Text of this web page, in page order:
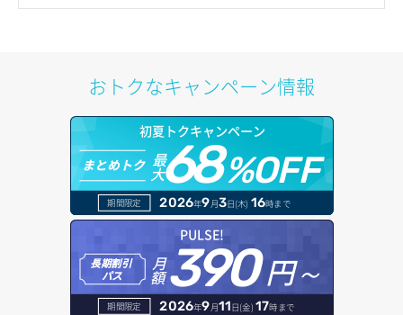
ボリューム追加
イメージ保存容量取得
イメージ削除
VMに紐づくセキュリティグループ取得
VMプラン詳細一覧取得
VMプラン詳細取得
VMメタデータ更新
VMメタデータ詳細取得
VMリサイズ
VM一覧取得
REAL（member）削除
REAL（member）更新
REAL（member）詳細取得
REAL（member）追加
VIP一覧取得
オブジェクトバージョン管理
オブジェクト削除
オブジェクト削除予約
オブジェクト複製
オブジェクト詳細取得
コンテナ削除
入金履歴取得
告知一覧取得
告知詳細取得
告知閲覧ステータス変更
請求データ一覧取得
ドメイン情報更新
ドメイン情報登録
ドメイン詳細取得
レコード一覧取得
DBサーバー容量取得
DBサーバー容量変更
DBサーバー更新
DBサーバー詳細取得
DBサーバー追加
おトクなキャンペーン情報
初夏トクキャンペーン
まとめトク 最
大68%OFF
期間限定 2026年9月3日(木) 16時まで
PULSE!
長期割引
パス
月
額390円～
期間限定 2026年9月11日(金) 17時まで